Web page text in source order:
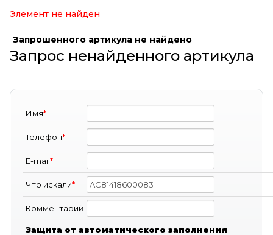
Элемент не найден
Запрошенного артикула не найдено
Запрос ненайденного артикула
Имя*
Телефон*
E-mail*
Что искали*
Комментарий
Защита от автоматического заполнения